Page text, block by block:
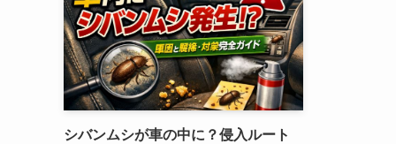
シバンムシが車の中に？侵入ルート